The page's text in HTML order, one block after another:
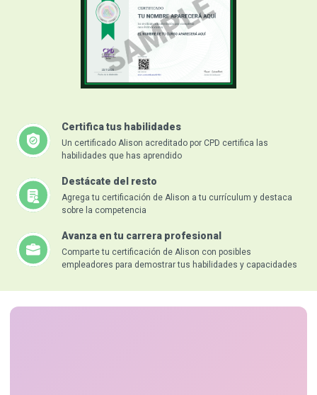
Certifica tus habilidades
Un certificado Alison acreditado por CPD certifica las
habilidades que has aprendido
Destácate del resto
Agrega tu certificación de Alison a tu currículum y destaca
sobre la competencia
Avanza en tu carrera profesional
Comparte tu certificación de Alison con posibles
empleadores para demostrar tus habilidades y capacidades